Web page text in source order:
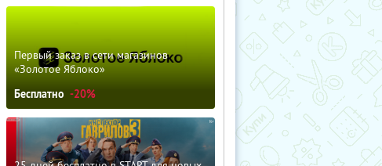
Первый заказ в сети магазинов
«Золотое Яблоко»
Бесплатно -20%